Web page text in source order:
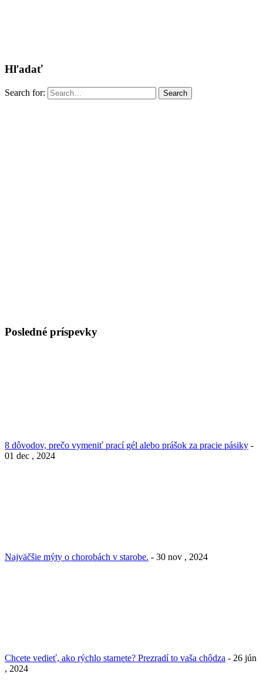
Hľadať
Search for: Search
Posledné príspevky
8 dôvodov, prečo vymeniť prací gél alebo prášok za pracie pásiky -
01 dec , 2024
Najväčšie mýty o chorobách v starobe. - 30 nov , 2024
Chcete vedieť, ako rýchlo starnete? Prezradí to vaša chôdza - 26 jún
, 2024